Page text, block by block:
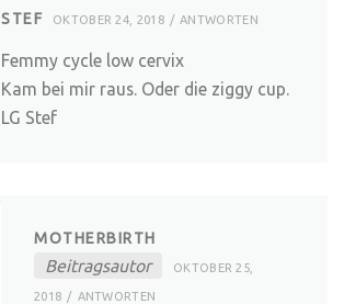
STEF OKTOBER 24, 2018 ANTWORTEN
Femmy cycle low cervix
Kam bei mir raus. Oder die ziggy cup.
LG Stef
MOTHERBIRTH
Beitragsautor OKTOBER 25,
2018 ANTWORTEN